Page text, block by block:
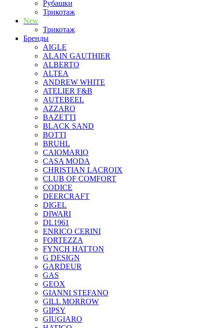
Рубашки
Трикотаж
New
Трикотаж
Бренды
AIGLE
ALAIN GAUTHIER
ALBERTO
ALTEA
ANDREW WHITE
ATELIER F&B
AUTEBEEL
AZZARO
BAZETTI
BLACK SAND
BOTTI
BRUHL
CAIOMARIO
CASA MODA
CHRISTIAN LACROIX
CLUB OF COMFORT
CODICE
DEERCRAFT
DIGEL
DIWARI
DL1961
ENRICO CERINI
FORTEZZA
FYNCH HATTON
G DESIGN
GARDEUR
GAS
GEOX
GIANNI STEFANO
GILL MORROW
GIPSY
GIUGIARO